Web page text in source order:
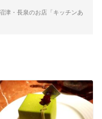
津・長泉のお店「キッチンあ